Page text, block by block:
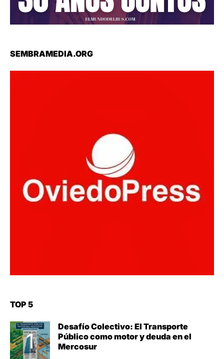
SEMBRAMEDIA.ORG
TOP 5
Desafío Colectivo: El Transporte
Público como motor y deuda en el
Mercosur